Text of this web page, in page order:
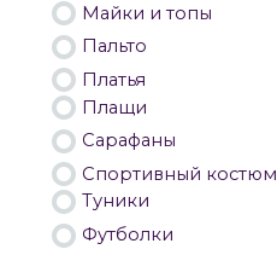
Майки и топы
Пальто
Платья
Плащи
Сарафаны
Спортивный костюм
Туники
Футболки